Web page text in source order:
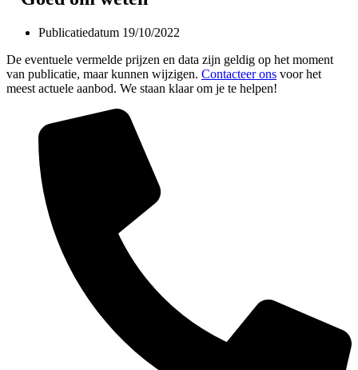
Publicatiedatum 19/10/2022
De eventuele vermelde prijzen en data zijn geldig op het moment
van publicatie, maar kunnen wijzigen. Contacteer ons voor het
meest actuele aanbod. We staan klaar om je te helpen!